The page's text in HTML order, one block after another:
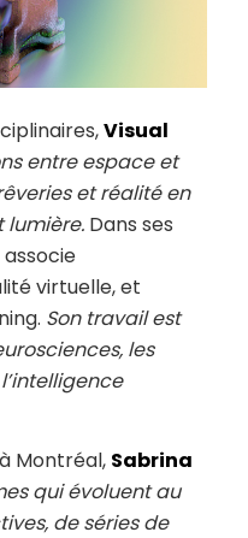
Visual
entre espace et
et réalité en
Dans ses
associe
virtuelle, et
Son travail est
les
Montréal, Sabrina
qui évoluent au
de séries de